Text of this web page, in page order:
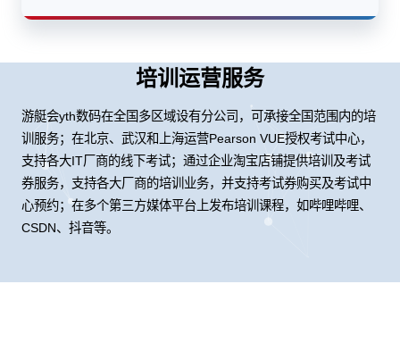
培训运营服务
游艇会yth数码在全国多区域设有分公司，可承接全国范围内的培
训服务；在北京、武汉和上海运营Pearson VUE授权考试中心，
支持各大IT厂商的线下考试；通过企业淘宝店铺提供培训及考试
券服务，支持各大厂商的培训业务，并支持考试券购买及考试中
心预约；在多个第三方媒体平台上发布培训课程，如哔哩哔哩、
CSDN、抖音等。